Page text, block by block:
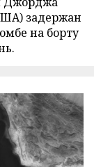
задержан
на борту